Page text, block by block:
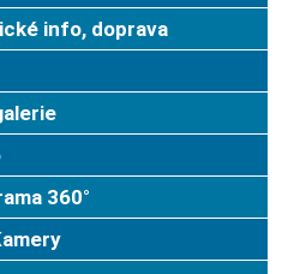
info, doprava
360°